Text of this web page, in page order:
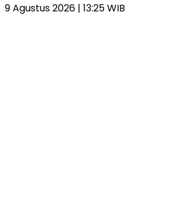
9 Agustus 2026 | 13:25 WIB